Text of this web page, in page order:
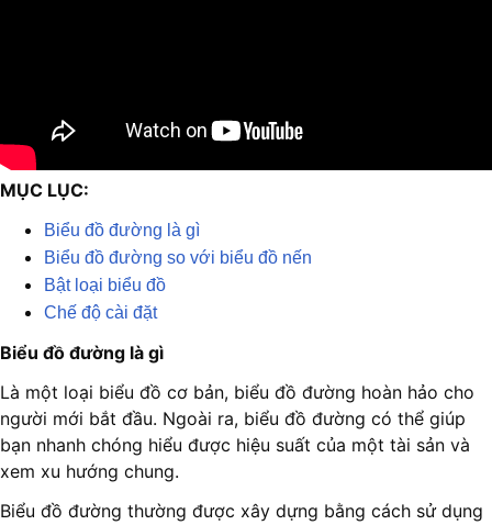
MỤC LỤC:
Biểu đồ đường là gì
Biểu đồ đường so với biểu đồ nến
Bật loại biểu đồ
Chế độ cài đặt
Biểu đồ đường là gì
Là một loại biểu đồ cơ bản, biểu đồ đường hoàn hảo cho
người mới bắt đầu. Ngoài ra, biểu đồ đường có thể giúp
bạn nhanh chóng hiểu được hiệu suất của một tài sản và
xem xu hướng chung.
Biểu đồ đường thường được xây dựng bằng cách sử dụng